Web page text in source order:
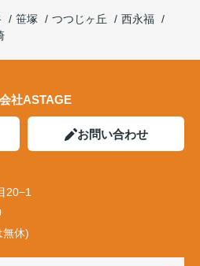
笹塚 つつじヶ丘
西永福
社ASTAGE
お問い合わせ
20−1
無休)